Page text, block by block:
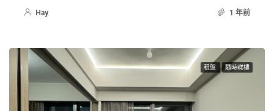
Hay 1 年前
租盤 隨時睇樓